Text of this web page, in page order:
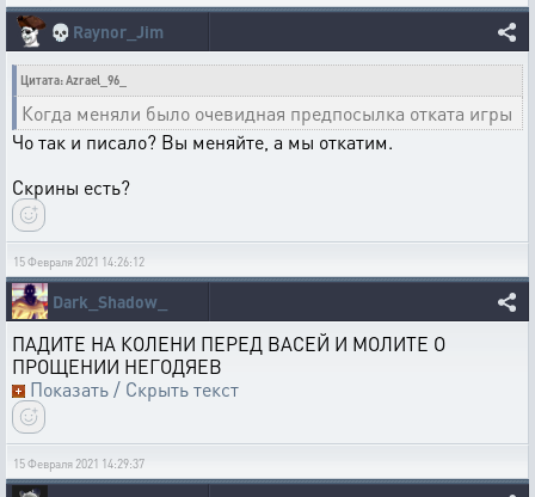
💀 Raynor_Jim
Цитата: Azrael_96_
Когда меняли было очевидная предпосылка отката игры
Чо так и писало? Вы меняйте, а мы откатим.
Скрины есть?
15 Февраля 2021 14:26:12
Dark_Shadow_
ПАДИТЕ НА КОЛЕНИ ПЕРЕД ВАСЕЙ И МОЛИТЕ О
ПРОЩЕНИИ НЕГОДЯЕВ
Показать / Скрыть текст
15 Февраля 2021 14:29:37